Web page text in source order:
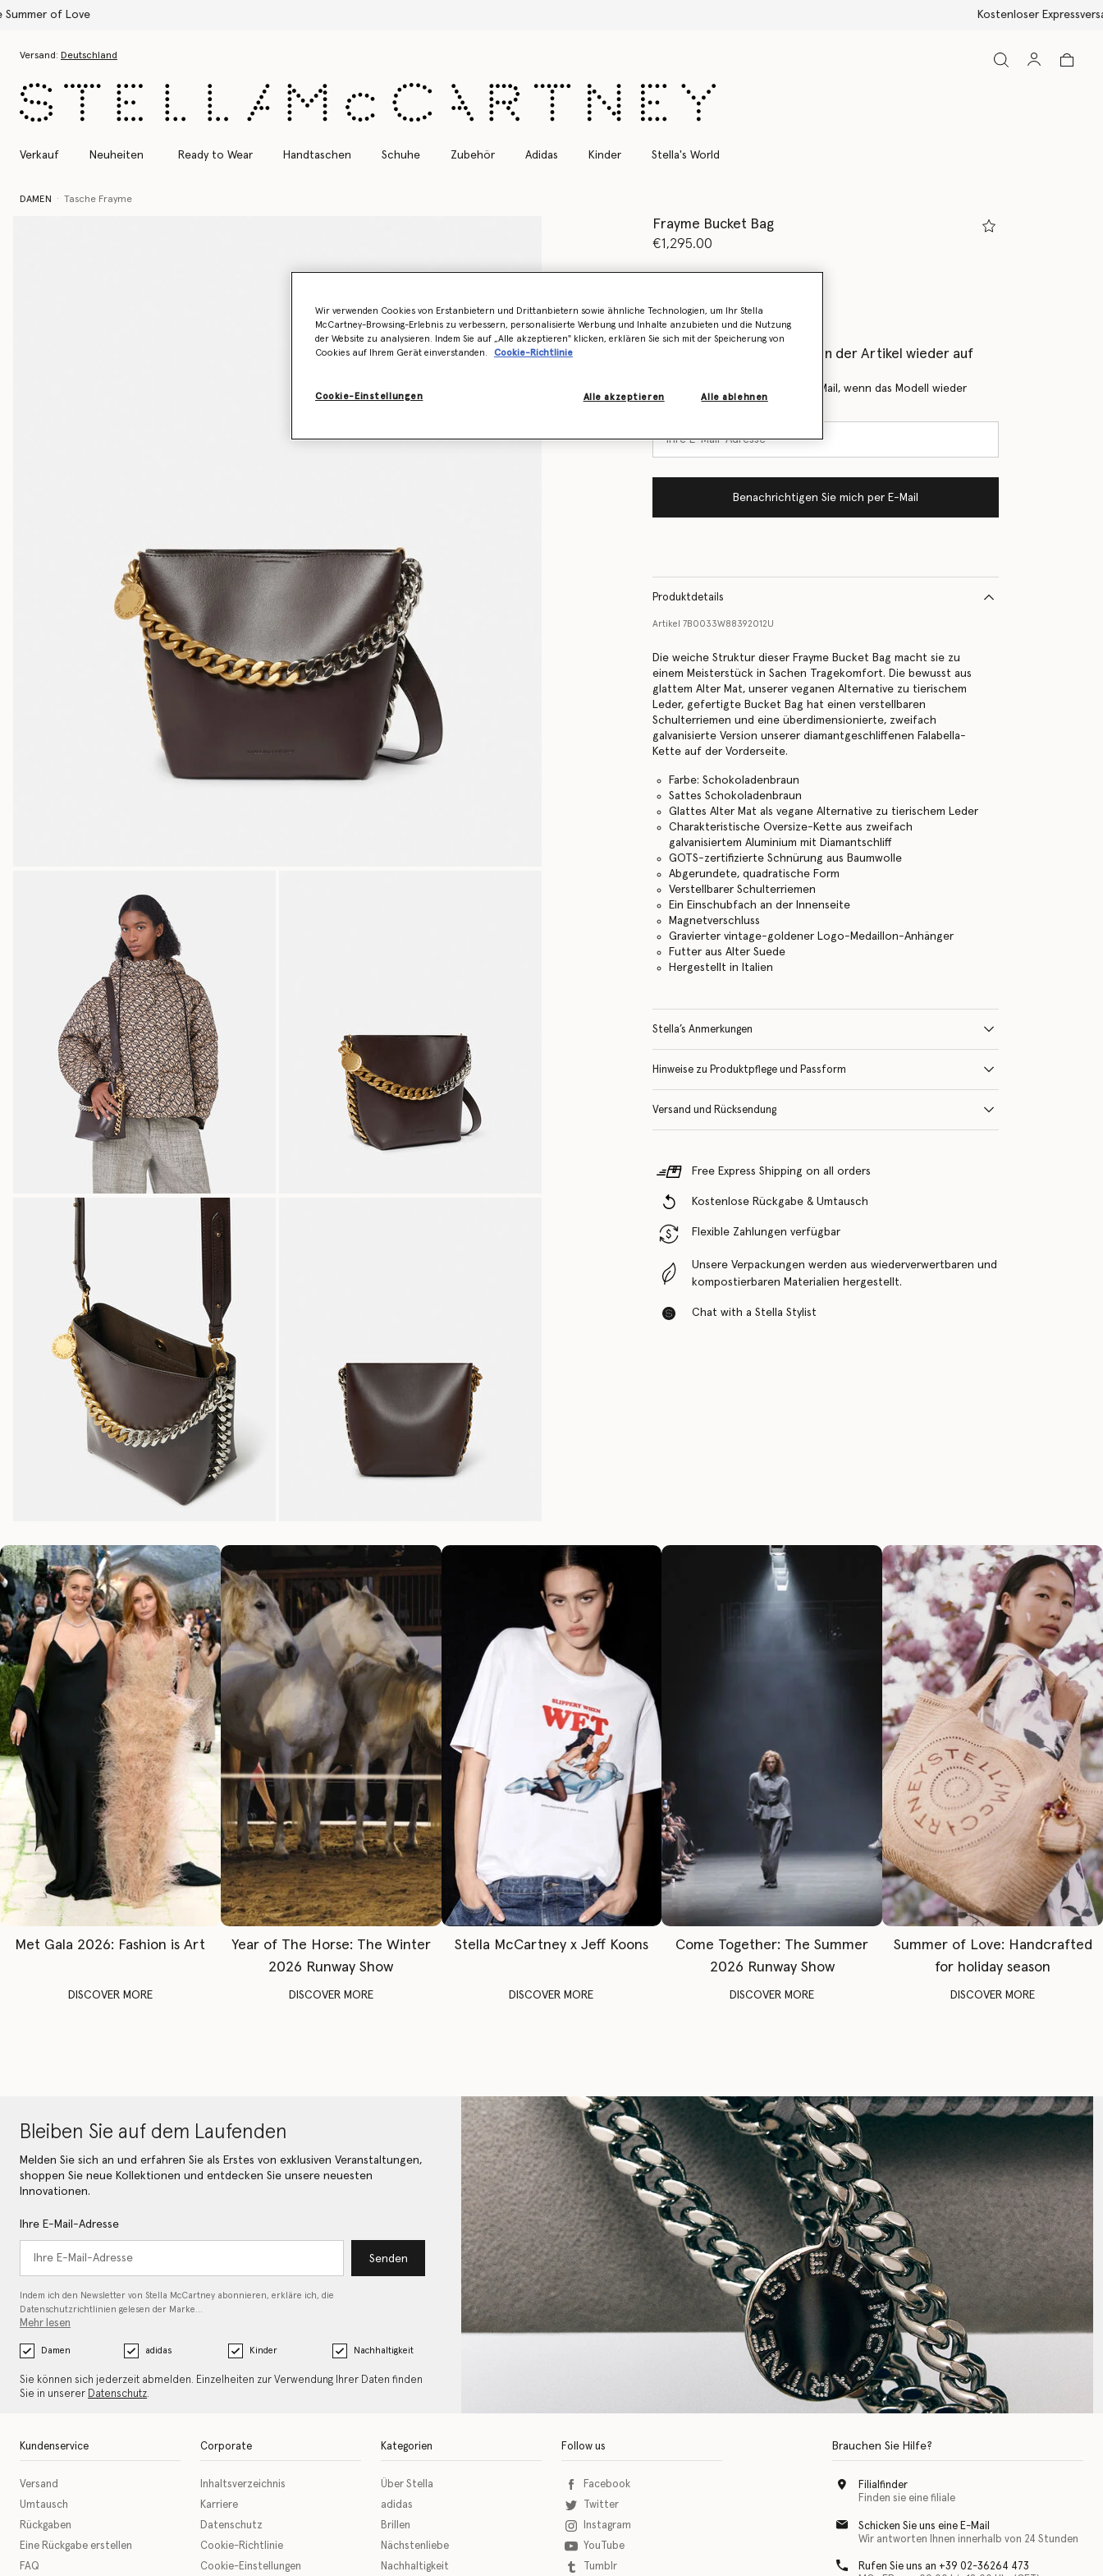
Versand: Deutschland
Verkauf Neuheiten Ready to Wear Handtaschen Schuhe Zubehör Adidas Kinder Stella's World
DAMEN Tasche Frayme
Frayme Bucket Bag
€1,295.00
ausgewählt
Erfahren Sie als Erstes, wenn der Artikel wieder auf
Benachrichtigen Sie mich per E-Mail, wenn das Modell wieder
vorrätig ist
Benachrichtigen Sie mich per E-Mail
Produktdetails
Artikel 7B0033W88392012U
Die weiche Struktur dieser Frayme Bucket Bag macht sie zu
einem Meisterstück in Sachen Tragekomfort. Die bewusst aus
glattem Alter Mat, unserer veganen Alternative zu tierischem
Leder, gefertigte Bucket Bag hat einen verstellbaren
Schulterriemen und eine überdimensionierte, zweifach
galvanisierte Version unserer diamantgeschliffenen Falabella-
Kette auf der Vorderseite.
Farbe: Schokoladenbraun
Sattes Schokoladenbraun
Glattes Alter Mat als vegane Alternative zu tierischem Leder
Charakteristische Oversize-Kette aus zweifach
galvanisiertem Aluminium mit Diamantschliff
GOTS-zertifizierte Schnürung aus Baumwolle
Abgerundete, quadratische Form
Verstellbarer Schulterriemen
Ein Einschubfach an der Innenseite
Magnetverschluss
Gravierter vintage-goldener Logo-Medaillon-Anhänger
Futter aus Alter Suede
Hergestellt in Italien
Stella’s Anmerkungen
Hinweise zu Produktpflege und Passform
Versand und Rücksendung
Free Express Shipping on all orders
Kostenlose Rückgabe & Umtausch
Flexible Zahlungen verfügbar
Unsere Verpackungen werden aus wiederverwertbaren und
kompostierbaren Materialien hergestellt.
Chat with a Stella Stylist
Met Gala 2026: Fashion is Art
DISCOVER MORE
Year of The Horse: The Winter
2026 Runway Show
DISCOVER MORE
Stella McCartney x Jeff Koons
DISCOVER MORE
Come Together: The Summer
2026 Runway Show
DISCOVER MORE
Summer of Love: Handcrafted
for holiday season
DISCOVER MORE
Bleiben Sie auf dem Laufenden
Melden Sie sich an und erfahren Sie als Erstes von exklusiven Veranstaltungen,
shoppen Sie neue Kollektionen und entdecken Sie unsere neuesten
Innovationen.
Ihre E-Mail-Adresse
Senden
Indem ich den Newsletter von Stella McCartney abonnieren, erkläre ich, die
Datenschutzrichtlinien gelesen der Marke…
Mehr lesen
Damen adidas Kinder Nachhaltigkeit
Sie können sich jederzeit abmelden. Einzelheiten zur Verwendung Ihrer Daten finden
Sie in unserer Datenschutz.
Kundenservice
Versand
Umtausch
Rückgaben
Eine Rückgabe erstellen
FAQ
Corporate
Inhaltsverzeichnis
Karriere
Datenschutz
Cookie-Richtlinie
Cookie-Einstellungen
Kategorien
Über Stella
adidas
Brillen
Nächstenliebe
Nachhaltigkeit
Follow us
Facebook
Twitter
Instagram
YouTube
Tumblr
Brauchen Sie Hilfe?
Filialfinder
Finden sie eine filiale
Schicken Sie uns eine E-Mail
Wir antworten Ihnen innerhalb von 24 Stunden
Rufen Sie uns an +39 02-36264 473
Wir verwenden Cookies von Erstanbietern und Drittanbietern sowie ähnliche Technologien, um Ihr Stella
McCartney-Browsing-Erlebnis zu verbessern, personalisierte Werbung und Inhalte anzubieten und die Nutzung
der Website zu analysieren. Indem Sie auf „Alle akzeptieren" klicken, erklären Sie sich mit der Speicherung von
Cookies auf Ihrem Gerät einverstanden.
Cookie-Richtlinie
Cookie-Einstellungen Alle ablehnen
Alle akzeptieren